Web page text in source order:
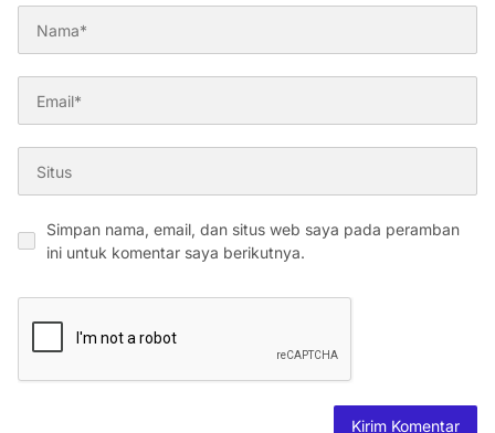
Simpan nama, email, dan situs web saya pada peramban
ini untuk komentar saya berikutnya.